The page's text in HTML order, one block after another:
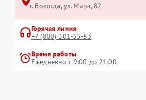
г. Вологда, ул. Мира, 82
Горячая линия
+7 (800) 301-55-83
Время работы
Ежедневно с 9:00 до 21:00